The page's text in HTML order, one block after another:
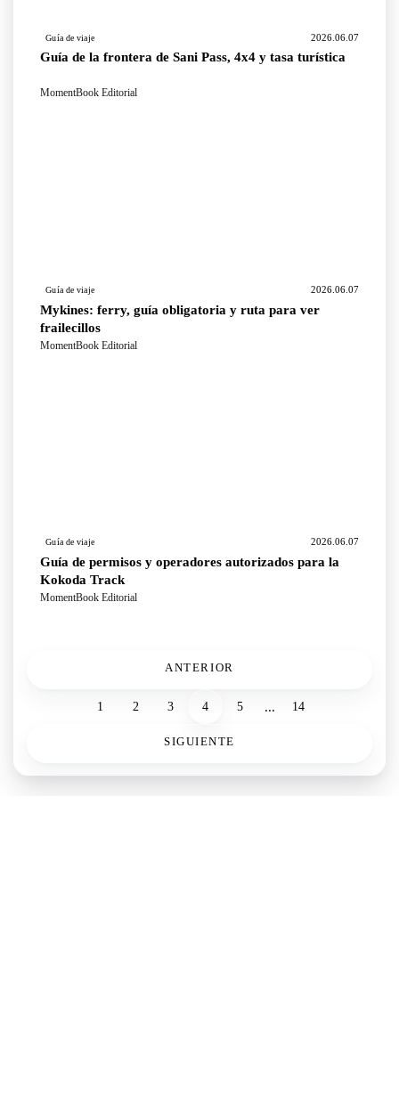
Guía de viaje 2026.06.07
Guía de la frontera de Sani Pass, 4x4 y tasa turística
MomentBook Editorial
Guía de viaje 2026.06.07
Mykines: ferry, guía obligatoria y ruta para ver
frailecillos
MomentBook Editorial
Guía de viaje 2026.06.07
Guía de permisos y operadores autorizados para la
Kokoda Track
MomentBook Editorial
ANTERIOR
1 2 3 4 5 ... 14
SIGUIENTE